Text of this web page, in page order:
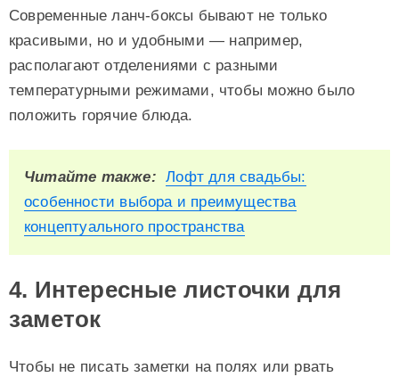
Современные ланч-боксы бывают не только
красивыми, но и удобными — например,
располагают отделениями с разными
температурными режимами, чтобы можно было
положить горячие блюда.
Читайте также: Лофт для свадьбы:
особенности выбора и преимущества
концептуального пространства
4. Интересные листочки для
заметок
Чтобы не писать заметки на полях или рвать